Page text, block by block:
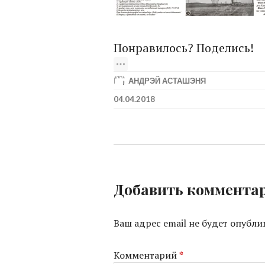
Понравилось? Поделись!
АНДРЭЙ АСТАШЭНЯ
04.04.2018
Добавить
Ваш адрес email не будет
Комментарий*